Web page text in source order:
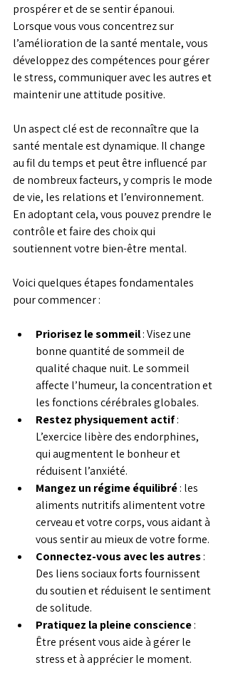
prospérer et de se sentir épanoui.
Lorsque vous vous concentrez sur
l’amélioration de la santé mentale, vous
développez des compétences pour gérer
le stress, communiquer avec les autres et
maintenir une attitude positive.
Un aspect clé est de reconnaître que la
santé mentale est dynamique. Il change
au fil du temps et peut être influencé par
de nombreux facteurs, y compris le mode
de vie, les relations et l’environnement.
En adoptant cela, vous pouvez prendre le
contrôle et faire des choix qui
soutiennent votre bien-être mental.
Voici quelques étapes fondamentales
pour commencer :
Priorisez le sommeil : Visez une
bonne quantité de sommeil de
qualité chaque nuit. Le sommeil
affecte l’humeur, la concentration et
les fonctions cérébrales globales.
Restez physiquement actif :
L’exercice libère des endorphines,
qui augmentent le bonheur et
réduisent l’anxiété.
Mangez un régime équilibré : les
aliments nutritifs alimentent votre
cerveau et votre corps, vous aidant à
vous sentir au mieux de votre forme.
Connectez-vous avec les autres :
Des liens sociaux forts fournissent
du soutien et réduisent le sentiment
de solitude.
Pratiquez la pleine conscience :
Être présent vous aide à gérer le
stress et à apprécier le moment.